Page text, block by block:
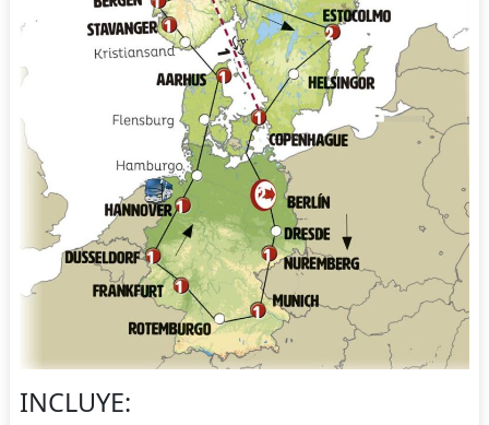
INCLUYE: